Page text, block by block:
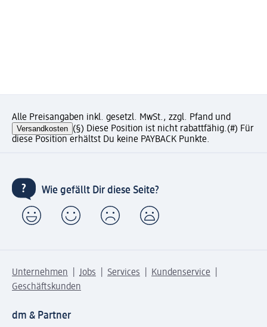
Alle Preisangaben inkl. gesetzl. MwSt., zzgl. Pfand und
Versandkosten (§) Diese Position ist nicht rabattfähig.(#) Für
diese Position erhältst Du keine PAYBACK Punkte.
Wie gefällt Dir diese Seite?
Unternehmen Jobs Services
Kundenservice
Geschäftskunden
dm & Partner